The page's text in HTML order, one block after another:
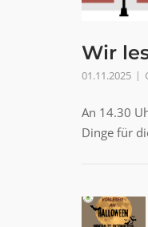
Wir
01.11.2025
An 14.30
Dinge für
Post